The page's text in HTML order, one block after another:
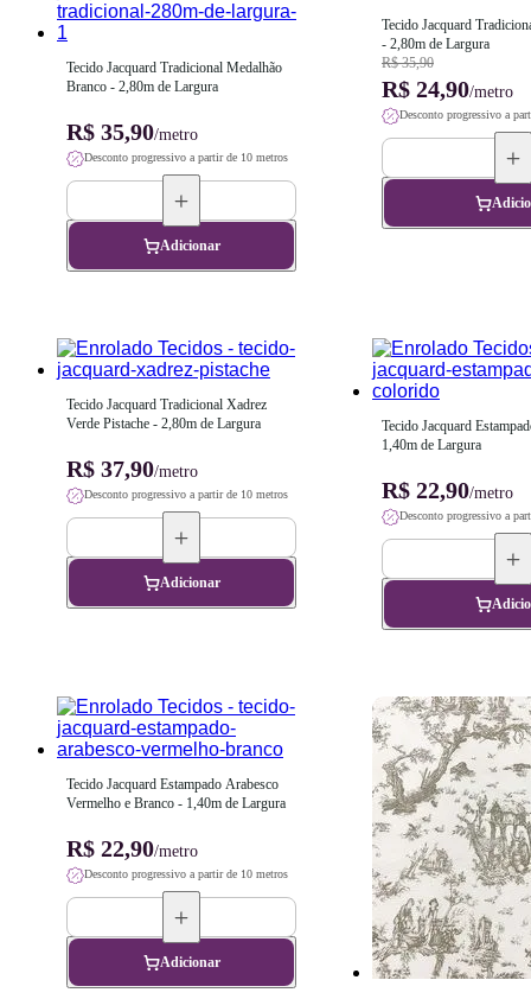
Tecido Jacquard Tradicional Medalhão
Branco - 2,80m de Largura
R$ 35,90/metro
Desconto progressivo a partir de 10 metros
Adicionar
Tecido Jacquard
- 2,80m de Largura
R$ 35,90
R$ 24,90/metro
Desconto progressivo a
Tecido Jacquard Tradicional Xadrez
Verde Pistache - 2,80m de Largura
R$ 37,90/metro
Desconto progressivo a partir de 10 metros
Adicionar
Tecido Jacquard
1,40m de Largura
R$ 22,90/metro
Desconto progressivo a
Tecido Jacquard Estampado Arabesco
Vermelho e Branco - 1,40m de Largura
R$ 22,90/metro
Desconto progressivo a partir de 10 metros
Adicionar